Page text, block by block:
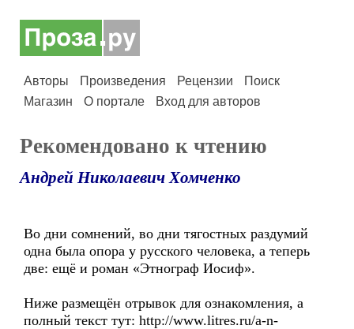
Авторы Произведения Рецензии
Поиск
Магазин
О портале Вход для авторов
Рекомендовано к чтению
Андрей Николаевич Хомченко
Во дни сомнений, во дни тягостных раздумий
одна была опора у русского человека, а теперь
две: ещё и роман «Этнограф Иосиф».
Ниже размещён отрывок для ознакомления, а
полный текст тут: http://www.litres.ru/a-n-